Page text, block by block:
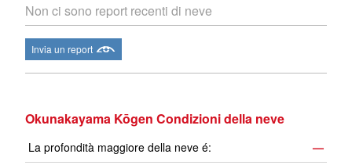
Non ci sono report recenti di neve
Invia un report
Okunakayama Kōgen Condizioni della neve
La profondità maggiore della neve é:
—